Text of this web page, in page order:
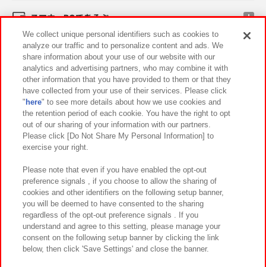
スマホ・PCであそぶ
イベント・キャンペーン
関連会社 サステナビリティ サイトポリシー
プライバシーポリシー ウェブアクセシビリティ方針と検証結果
お取引先さまとともに
カスタマーハラスメント対応方針 よくあるご質問・お問い合わせ
©Bandai Namco Amusement Inc.
We collect unique personal identifiers such as cookies to
analyze our traffic and to personalize content and ads. We
share information about your use of our website with our
analytics and advertising partners, who may combine it with
other information that you have provided to them or that they
have collected from your use of their services. Please click
" here" to see more details about how we use cookies and
the retention period of each cookie. You have the right to opt
out of our sharing of your information with our partners.
Please click [Do Not Share My Personal Information] to
exercise your right.
Please note that even if you have enabled the opt-out
preference signals , if you choose to allow the sharing of
cookies and other identifiers on the following setup banner,
you will be deemed to have consented to the sharing
regardless of the opt-out preference signals . If you
understand and agree to this setting, please manage your
consent on the following setup banner by clicking the link
below, then click 'Save Settings' and close the banner.